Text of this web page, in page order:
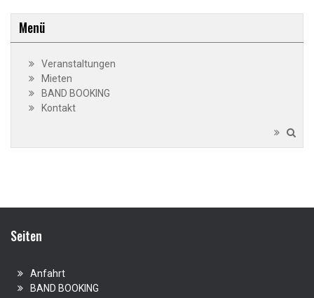
Menü
Veranstaltungen
Mieten
BAND BOOKING
Kontakt
Seiten
Anfahrt
BAND BOOKING